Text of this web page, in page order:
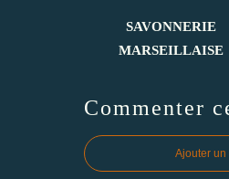
SAVONNERIE
MARSEILLAISE
Commenter
Ajouter un